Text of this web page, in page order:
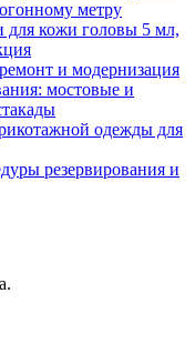
метру
для кожи головы 5 мл,
и модернизация
мостовые и
одежды для
резервирования и